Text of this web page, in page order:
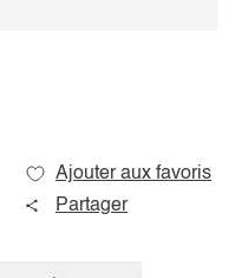
Ajouter aux favoris
Partager